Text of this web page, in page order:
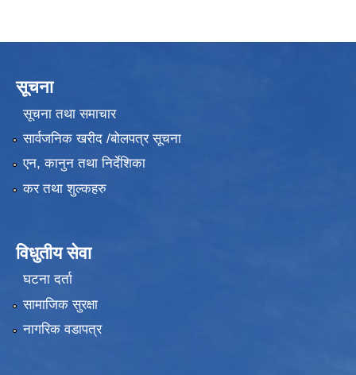
सूचना
सूचना तथा समाचार
सार्वजनिक खरीद /बोलपत्र सूचना
एन, कानुन तथा निर्देशिका
कर तथा शुल्कहरु
विधुतीय सेवा
घटना दर्ता
सामाजिक सुरक्षा
नागरिक वडापत्र